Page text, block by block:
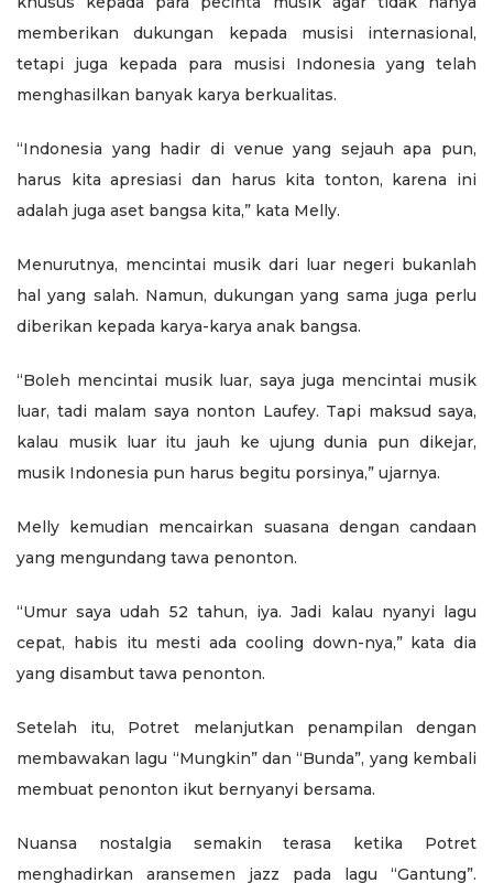
memberikan dukungan kepada musisi internasional,
tetapi juga kepada para musisi Indonesia yang telah
menghasilkan banyak karya berkualitas.
“Indonesia yang hadir di venue yang sejauh apa pun,
harus kita apresiasi dan harus kita tonton, karena ini
adalah juga aset bangsa kita,” kata Melly.
Menurutnya, mencintai musik dari luar negeri bukanlah
hal yang salah. Namun, dukungan yang sama juga perlu
diberikan kepada karya-karya anak bangsa.
“Boleh mencintai musik luar, saya juga mencintai musik
luar, tadi malam saya nonton Laufey. Tapi maksud saya,
kalau musik luar itu jauh ke ujung dunia pun dikejar,
musik Indonesia pun harus begitu porsinya,” ujarnya.
Melly kemudian mencairkan suasana dengan candaan
yang mengundang tawa penonton.
“Umur saya udah 52 tahun, iya. Jadi kalau nyanyi lagu
cepat, habis itu mesti ada cooling down-nya,” kata dia
yang disambut tawa penonton.
Setelah itu, Potret melanjutkan penampilan dengan
membawakan lagu “Mungkin” dan “Bunda”, yang kembali
membuat penonton ikut bernyanyi bersama.
Nuansa nostalgia semakin terasa ketika Potret
menghadirkan aransemen jazz pada lagu “Gantung”.